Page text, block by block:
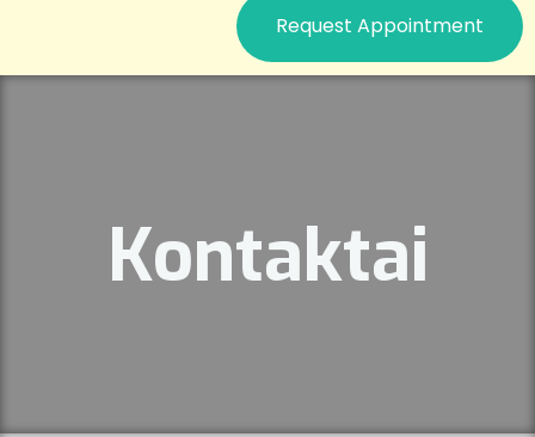
Request Appointment
Kontaktai